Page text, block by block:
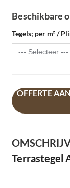
Beschikbare
Tegels; per m² /
OFFERTE
Terrastegel